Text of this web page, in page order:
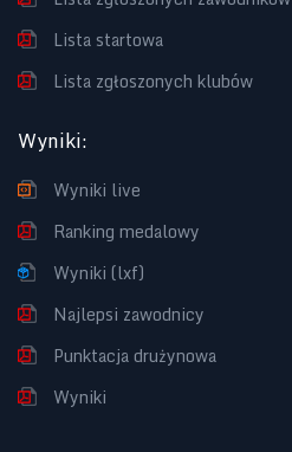
Lista startowa
Lista zgłoszonych klubów
Wyniki:
Wyniki live
Ranking medalowy
Wyniki (lxf)
Najlepsi zawodnicy
Punktacja drużynowa
Wyniki